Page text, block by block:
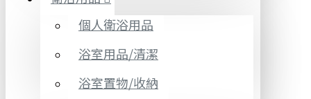
個人衛浴用品
浴室用品/清潔
浴室置物/收納